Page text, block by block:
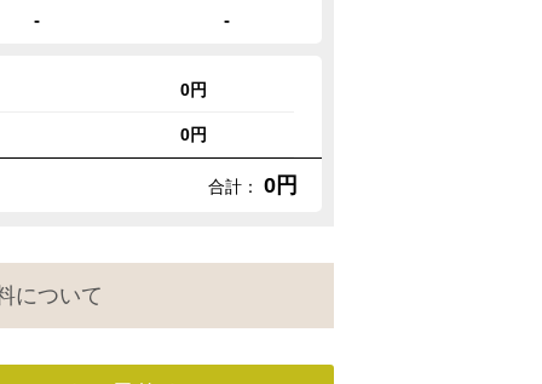
- -
0円
0円
合計： 0円
について